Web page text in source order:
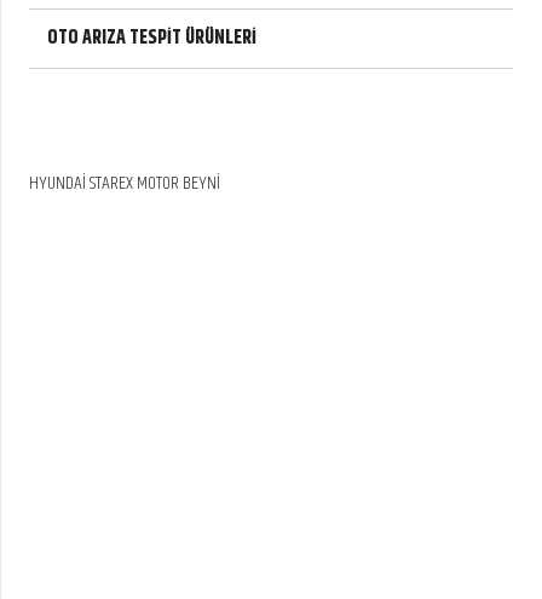
OTO ARIZA TESPİT ÜRÜNLERİ
HYUNDAİ STAREX MOTOR BEYNİ